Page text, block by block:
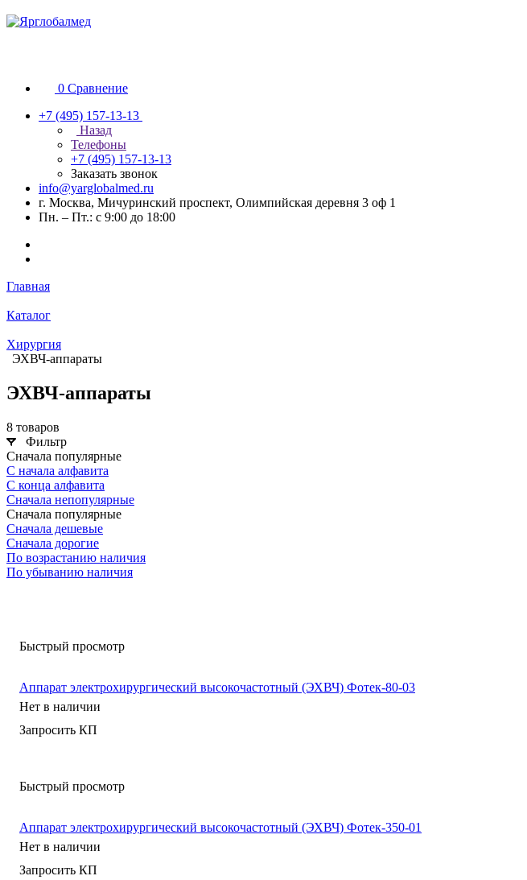
0 Сравнение
+7 (495) 157-13-13
Назад
Телефоны
+7 (495) 157-13-13
Заказать звонок
info@yarglobalmed.ru
г. Москва, Мичуринский проспект, Олимпийская деревня 3 оф 1
Пн. – Пт.: с 9:00 до 18:00
Главная
Каталог
Хирургия
ЭХВЧ-аппараты
ЭХВЧ-аппараты
8 товаров
Фильтр
Сначала популярные
С начала алфавита
С конца алфавита
Сначала непопулярные
Сначала популярные
Сначала дешевые
Сначала дорогие
По возрастанию наличия
По убыванию наличия
Быстрый просмотр
Аппарат электрохирургический высокочастотный (ЭХВЧ) Фотек-80-03
Нет в наличии
Запросить КП
Быстрый просмотр
Аппарат электрохирургический высокочастотный (ЭХВЧ) Фотек-350-01
Нет в наличии
Запросить КП